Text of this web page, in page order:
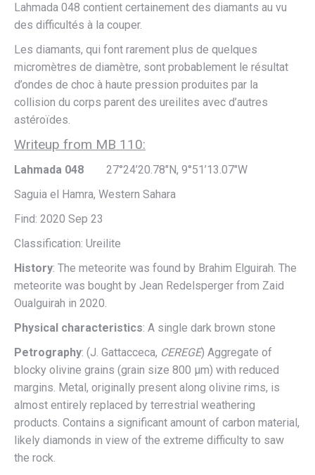
Lahmada 048 contient certainement des diamants au vu
des difficultés à la couper.
Les diamants, qui font rarement plus de quelques
micromètres de diamètre, sont probablement le résultat
d’ondes de choc à haute pression produites par la
collision du corps parent des ureilites avec d’autres
astéroïdes.
Writeup from MB 110:
Lahmada 048 27°24’20.78″N, 9°51’13.07″W
Saguia el Hamra, Western Sahara
Find: 2020 Sep 23
Classification: Ureilite
History: The meteorite was found by Brahim Elguirah. The
meteorite was bought by Jean Redelsperger from Zaid
Oualguirah in 2020.
Physical characteristics: A single dark brown stone
Petrography: (J. Gattacceca, CEREGE) Aggregate of
blocky olivine grains (grain size 800 µm) with reduced
margins. Metal, originally present along olivine rims, is
almost entirely replaced by terrestrial weathering
products. Contains a significant amount of carbon material,
likely diamonds in view of the extreme difficulty to saw
the rock.